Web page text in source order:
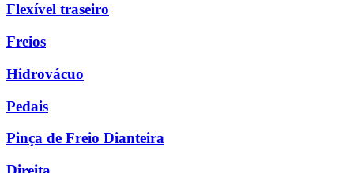
Flexível traseiro
Freios
Hidrovácuo
Pedais
Pinça de Freio Dianteira